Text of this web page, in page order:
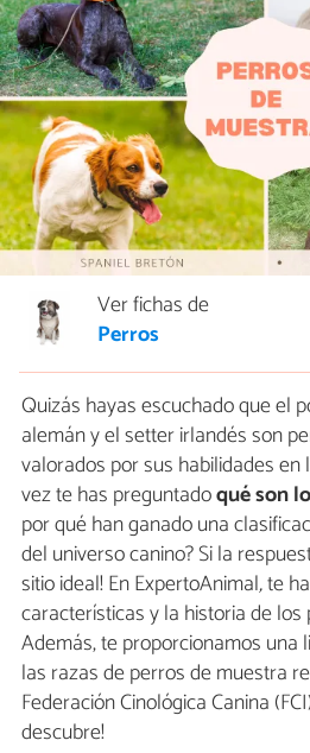
Ver fichas de
Perros
Quizás hayas escuchado que el
alemán y el setter irlandés son
valorados por sus habilidades en
vez te has preguntadoqué son
por qué han ganado una
del universo canino? Si la
sitio ideal! En ExpertoAnimal,te
características y la historia de
Además, te proporcionamos una
las razas de perros de muestra
Federación Cinológica Canina
descubre!